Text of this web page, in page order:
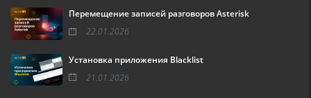
Перемещение записей разговоров Asterisk
22.01.2026
Установка приложения Blacklist
21.01.2026